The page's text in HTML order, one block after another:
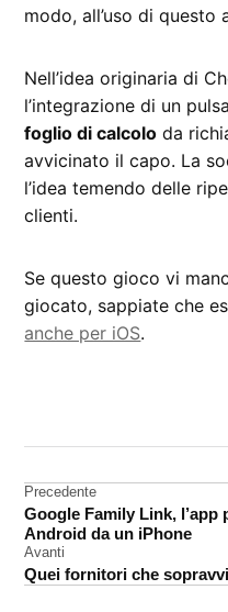
modo, all’uso di questo
Nell’idea originaria di
l’integrazione di un
foglio di calcolo da
avvicinato il capo. La
l’idea temendo delle
clienti.
Se questo gioco vi
giocato, sappiate che
anche per iOS.
Software
Navigazione
articoli
Precedente
Google Family Link,
Android da un iPhone
Avanti
Quei fornitori che